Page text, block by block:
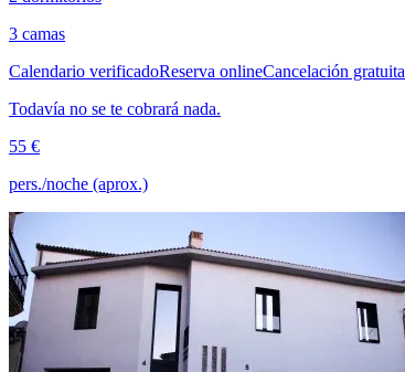
3 camas
Calendario verificadoReserva onlineCancelación gratuita
Todavía no se te cobrará nada.
55 €
pers./noche (aprox.)